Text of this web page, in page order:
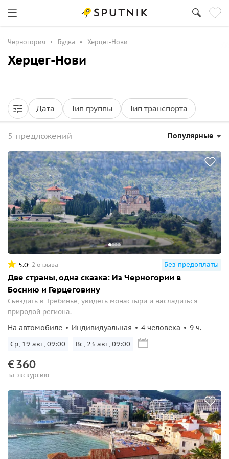
Черногория Будва Херцег-Нови
Херцег-Нови
Дата Тип группы Тип транспорта
5 предложений Популярные
5.0 2 отзыва Без предоплаты
Две страны, одна сказка: Из Черногории в
Боснию и Герцеговину
Съездить в Требинье, увидеть монастыри и насладиться
природой региона.
На автомобиле Индивидуальная 4 человека 9 ч.
Ср, 19 авг, 09:00 Вс, 23 авг, 09:00
€360
за экскурсию